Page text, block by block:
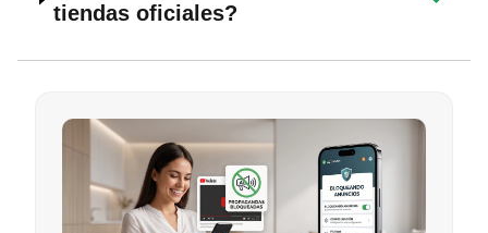
tiendas oficiales?